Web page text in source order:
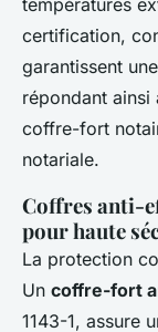
températures
certification,
garantissent
répondant ainsi
coffre-fort
notariale.
Coffres anti-
pour haute
La protection
Un coffre-fort
1143-1, assure